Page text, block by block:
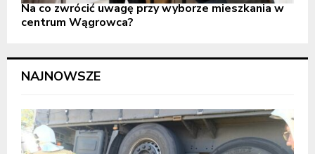
Na co zwrócić uwagę przy wyborze mieszkania w
centrum Wągrowca?
NAJNOWSZE